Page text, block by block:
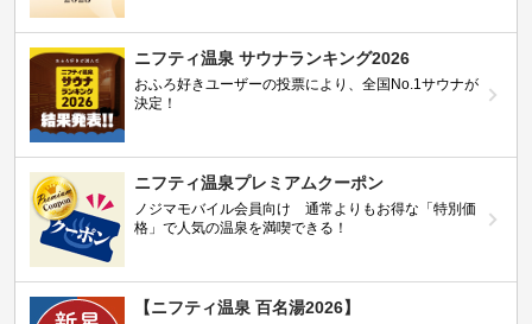
ニフティ温泉 サウナランキング2026
おふろ好きユーザーの投票により、全国No.1サウナが
決定！
ニフティ温泉プレミアムクーポン
ノジマモバイル会員向け 通常よりもお得な「特別価
格」で人気の温泉を満喫できる！
【ニフティ温泉 百名湯2026】